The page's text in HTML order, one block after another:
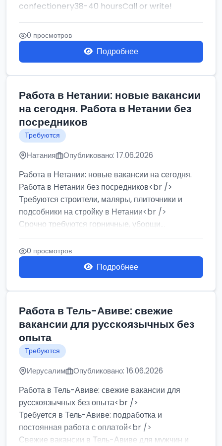
confectionery38-40 hoursCall or write!
0 просмотров
Подробнее
Работа в Нетании: новые вакансии
на сегодня. Работа в Нетании без
посредников
Требуются
Натания Опубликовано: 17.06.2026
Работа в Нетании: новые вакансии на сегодня.
Работа в Нетании без посредников<br />
Требуются строители, маляры, плиточники и
подсобники на стройку в Нетании<br />
Срочно требуются горничные, уборщи...
0 просмотров
Подробнее
Работа в Тель-Авиве: свежие
вакансии для русскоязычных без
опыта
Требуются
Иерусалим Опубликовано: 16.06.2026
Работа в Тель-Авиве: свежие вакансии для
русскоязычных без опыта<br />
Требуется в Тель-Авиве: подработка и
постоянная работа с оплатой<br />
Свежие вакансии в Тель-Авиве для мужчин и